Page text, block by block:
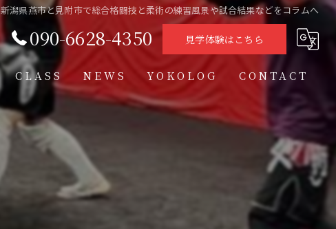
新潟県燕市と見附市で総合格闘技と柔術の練習風景や試合結果などをコラムへ
090-6628-4350 見学体験はこちら
CLASS
タイムテーブル
スケジュール
格闘技クラス
NEWS YOKOLOG CONTACT